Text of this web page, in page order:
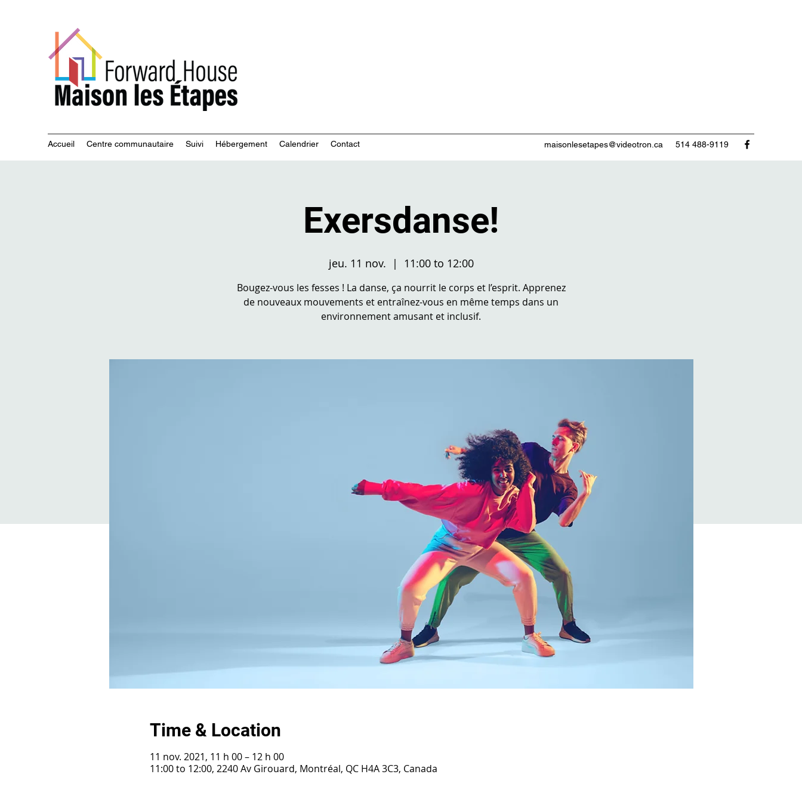
Accueil Centre communautaire Suivi Hébergement Calendrier Contact maisonlesetapes@videotron.ca 514 488-9119
Exersdanse!
jeu. 11 nov.
  |
11:00 to 12:00
Bougez-vous les fesses ! La danse, ça nourrit le corps et l’esprit. Apprenez
de nouveaux mouvements et entraînez-vous en même temps dans un
environnement amusant et inclusif.
Time & Location
11 nov. 2021, 11 h 00 – 12 h 00
11:00 to 12:00, 2240 Av Girouard, Montréal, QC H4A 3C3, Canada